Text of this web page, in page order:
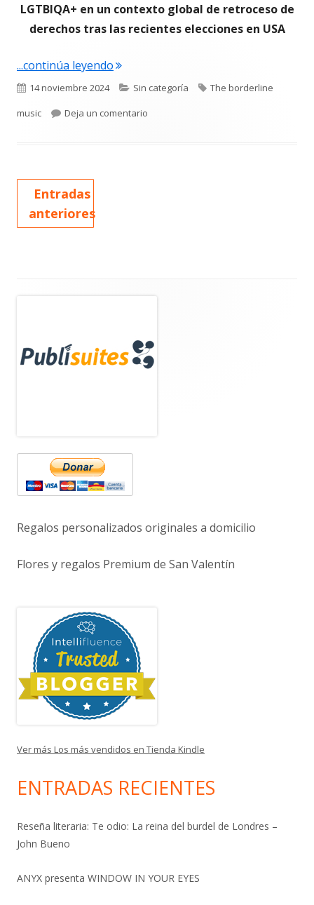
LGTBIQA+ en un contexto global de retroceso de
derechos tras las recientes elecciones en USA
...continúa leyendo"Gillian Anderson, Paco León,
Publicado
el
14 noviembre 2024 Categorías
Sin categoría Etiquetas
The borderline
music
Deja un comentario
Entradas
anteriores
lateral
principal
Regalos personalizados originales a domicilio
Flores y regalos Premium de San Valentín
Ver más Los más vendidos en Tienda Kindle
ENTRADAS RECIENTES
Reseña literaria: Te odio: La reina del burdel de Londres –
John Bueno
ANYX presenta WINDOW IN YOUR EYES